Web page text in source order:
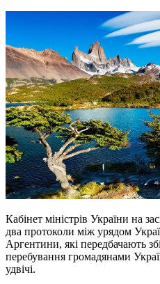
Кабінет міністрів України на
два протоколи між урядом
Аргентини, які передбачають
перебування громадянами
удвічі.